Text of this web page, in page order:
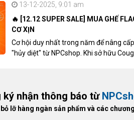
13-12-2025, 9:01 am
🔥 [12.12 SUPER SALE] MUA GHẾ
CƠ XỊN
Cơ hội duy nhất trong năm để nâng
"hủy diệt" từ NPCshop. Khi sở hữu
ký nhận thông báo từ
lỡ hàng ngàn sản phẩm và các